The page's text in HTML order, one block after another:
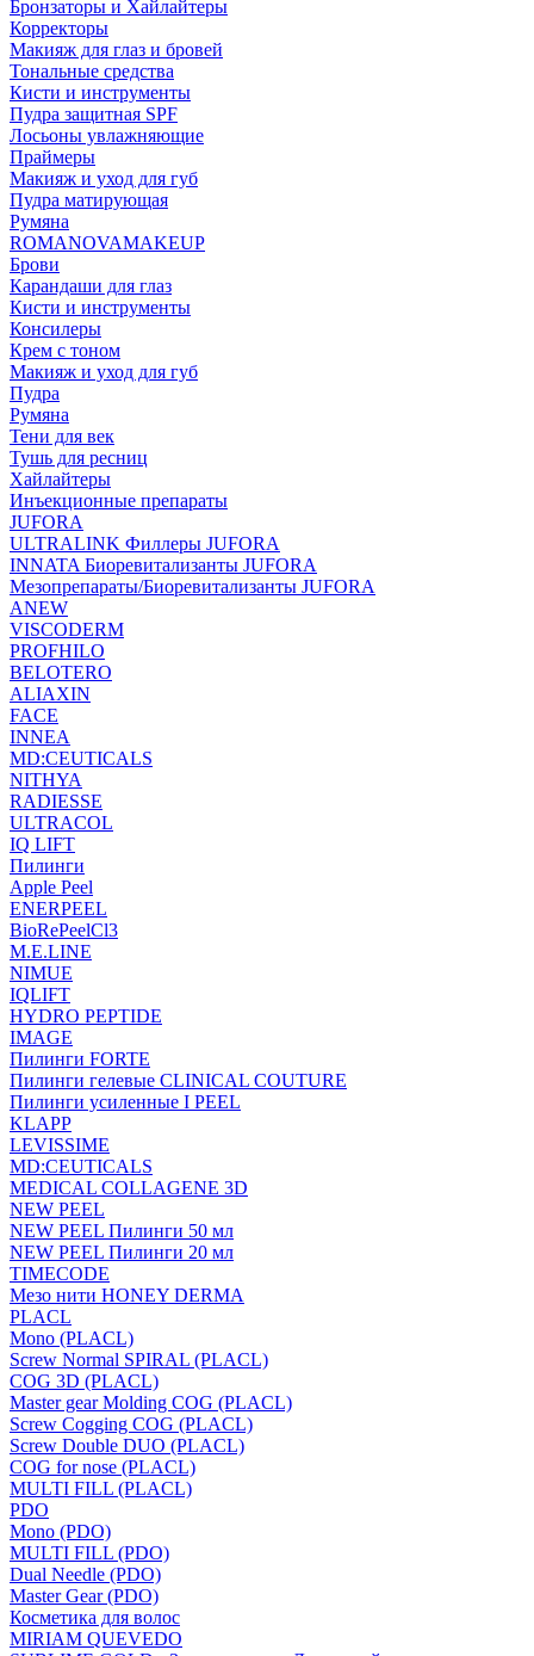
Бронзаторы и Хайлайтеры
Корректоры
Макияж для глаз и бровей
Тональные средства
Кисти и инструменты
Пудра защитная SPF
Лосьоны увлажняющие
Праймеры
Макияж и уход для губ
Пудра матирующая
Румяна
ROMANOVAMAKEUP
Брови
Карандаши для глаз
Кисти и инструменты
Консилеры
Крем с тоном
Макияж и уход для губ
Пудра
Румяна
Тени для век
Тушь для ресниц
Хайлайтеры
Инъекционные препараты
JUFORA
ULTRALINK Филлеры JUFORA
INNATA Биоревитализанты JUFORA
Мезопрепараты/Биоревитализанты JUFORA
ANEW
VISCODERM
PROFHILO
BELOTERO
ALIAXIN
FACE
INNEA
MD:CEUTICALS
NITHYA
RADIESSE
ULTRACOL
IQ LIFT
Пилинги
Apple Peel
ENERPEEL
BioRePeelCl3
M.E.LINE
NIMUE
IQLIFT
HYDRO PEPTIDE
IMAGE
Пилинги FORTE
Пилинги гелевые CLINICAL COUTURE
Пилинги усиленные I PEEL
KLAPP
LEVISSIME
MD:CEUTICALS
MEDICAL COLLAGENE 3D
NEW PEEL
NEW PEEL Пилинги 50 мл
NEW PEEL Пилинги 20 мл
TIMECODE
Мезо нити HONEY DERMA
PLACL
Mono (PLACL)
Screw Normal SPIRAL (PLACL)
COG 3D (PLACL)
Master gear Molding COG (PLACL)
Screw Cogging COG (PLACL)
Screw Double DUO (PLACL)
COG for nose (PLACL)
MULTI FILL (PLACL)
PDO
Mono (PDO)
MULTI FILL (PDO)
Dual Needle (PDO)
Master Gear (PDO)
Косметика для волос
MIRIAM QUEVEDO